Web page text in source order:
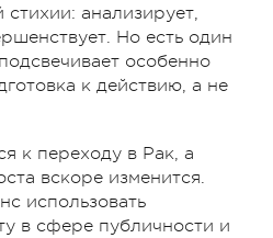
стихии: анализирует,
Но есть один
особенно
к действию, а не
к переходу в Рак, а
вскоре изменится.
использовать
в сфере публичности и